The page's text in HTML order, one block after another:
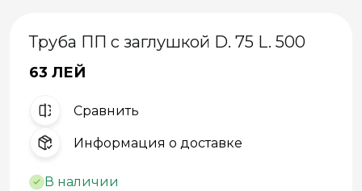
Труба ПП с заглушкой D. 75 L. 500
63 ЛЕЙ
Cравнить
Информация о доставке
В наличии